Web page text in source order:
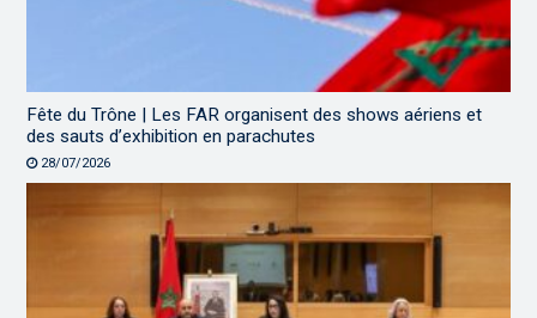
Fête du Trône | Les FAR organisent des shows aériens et
des sauts d’exhibition en parachutes
28/07/2026